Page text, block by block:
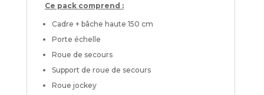
Ce pack comprend :
Cadre + bâche haute 150 cm
Porte échelle
Roue de secours
Support de roue de secours
Roue jockey